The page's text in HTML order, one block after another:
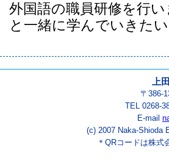
外国語の職員研修を行
と一緒に学んでいきた
上
〒386-
TEL 0268-
E-mail
(c) 2007 Naka-Shioda
＊QRコードは株式